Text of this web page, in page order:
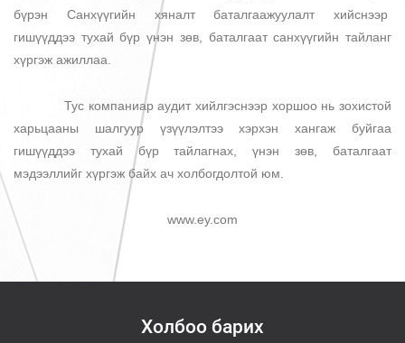
бүрэн Санхүүгийн хяналт баталгаажуулалт хийснээр
гишүүддээ тухай бүр үнэн зөв, баталгаат санхүүгийн тайланг
хүргэж ажиллаа.
Тус компаниар аудит хийлгэснээр хоршоо нь зохистой
харьцааны шалгуур үзүүлэлтээ хэрхэн хангаж буйгаа
гишүүддээ тухай бүр тайлагнах, үнэн зөв, баталгаат
мэдээллийг хүргэж байх ач холбогдолтой юм.
www.ey.com
Холбоо барих